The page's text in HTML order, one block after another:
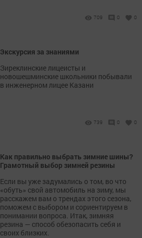
709 0 0
Экскурсия за знаниями
Зиреклинские лицеисты и
новошешминские школьники побывали
в инженерном лицее Казани
739 0 0
Как правильно выбрать зимние шины?
Грамотный выбор зимней резины
Если вы уже задумались о том, во что
«обуть» свой автомобиль на зиму, мы
расскажем вам о трендах этого сезона,
поможем с выбором и сориентируем в
понимании вопроса. Итак, зимняя
резина — способ обезопасить себя и
своих близких.